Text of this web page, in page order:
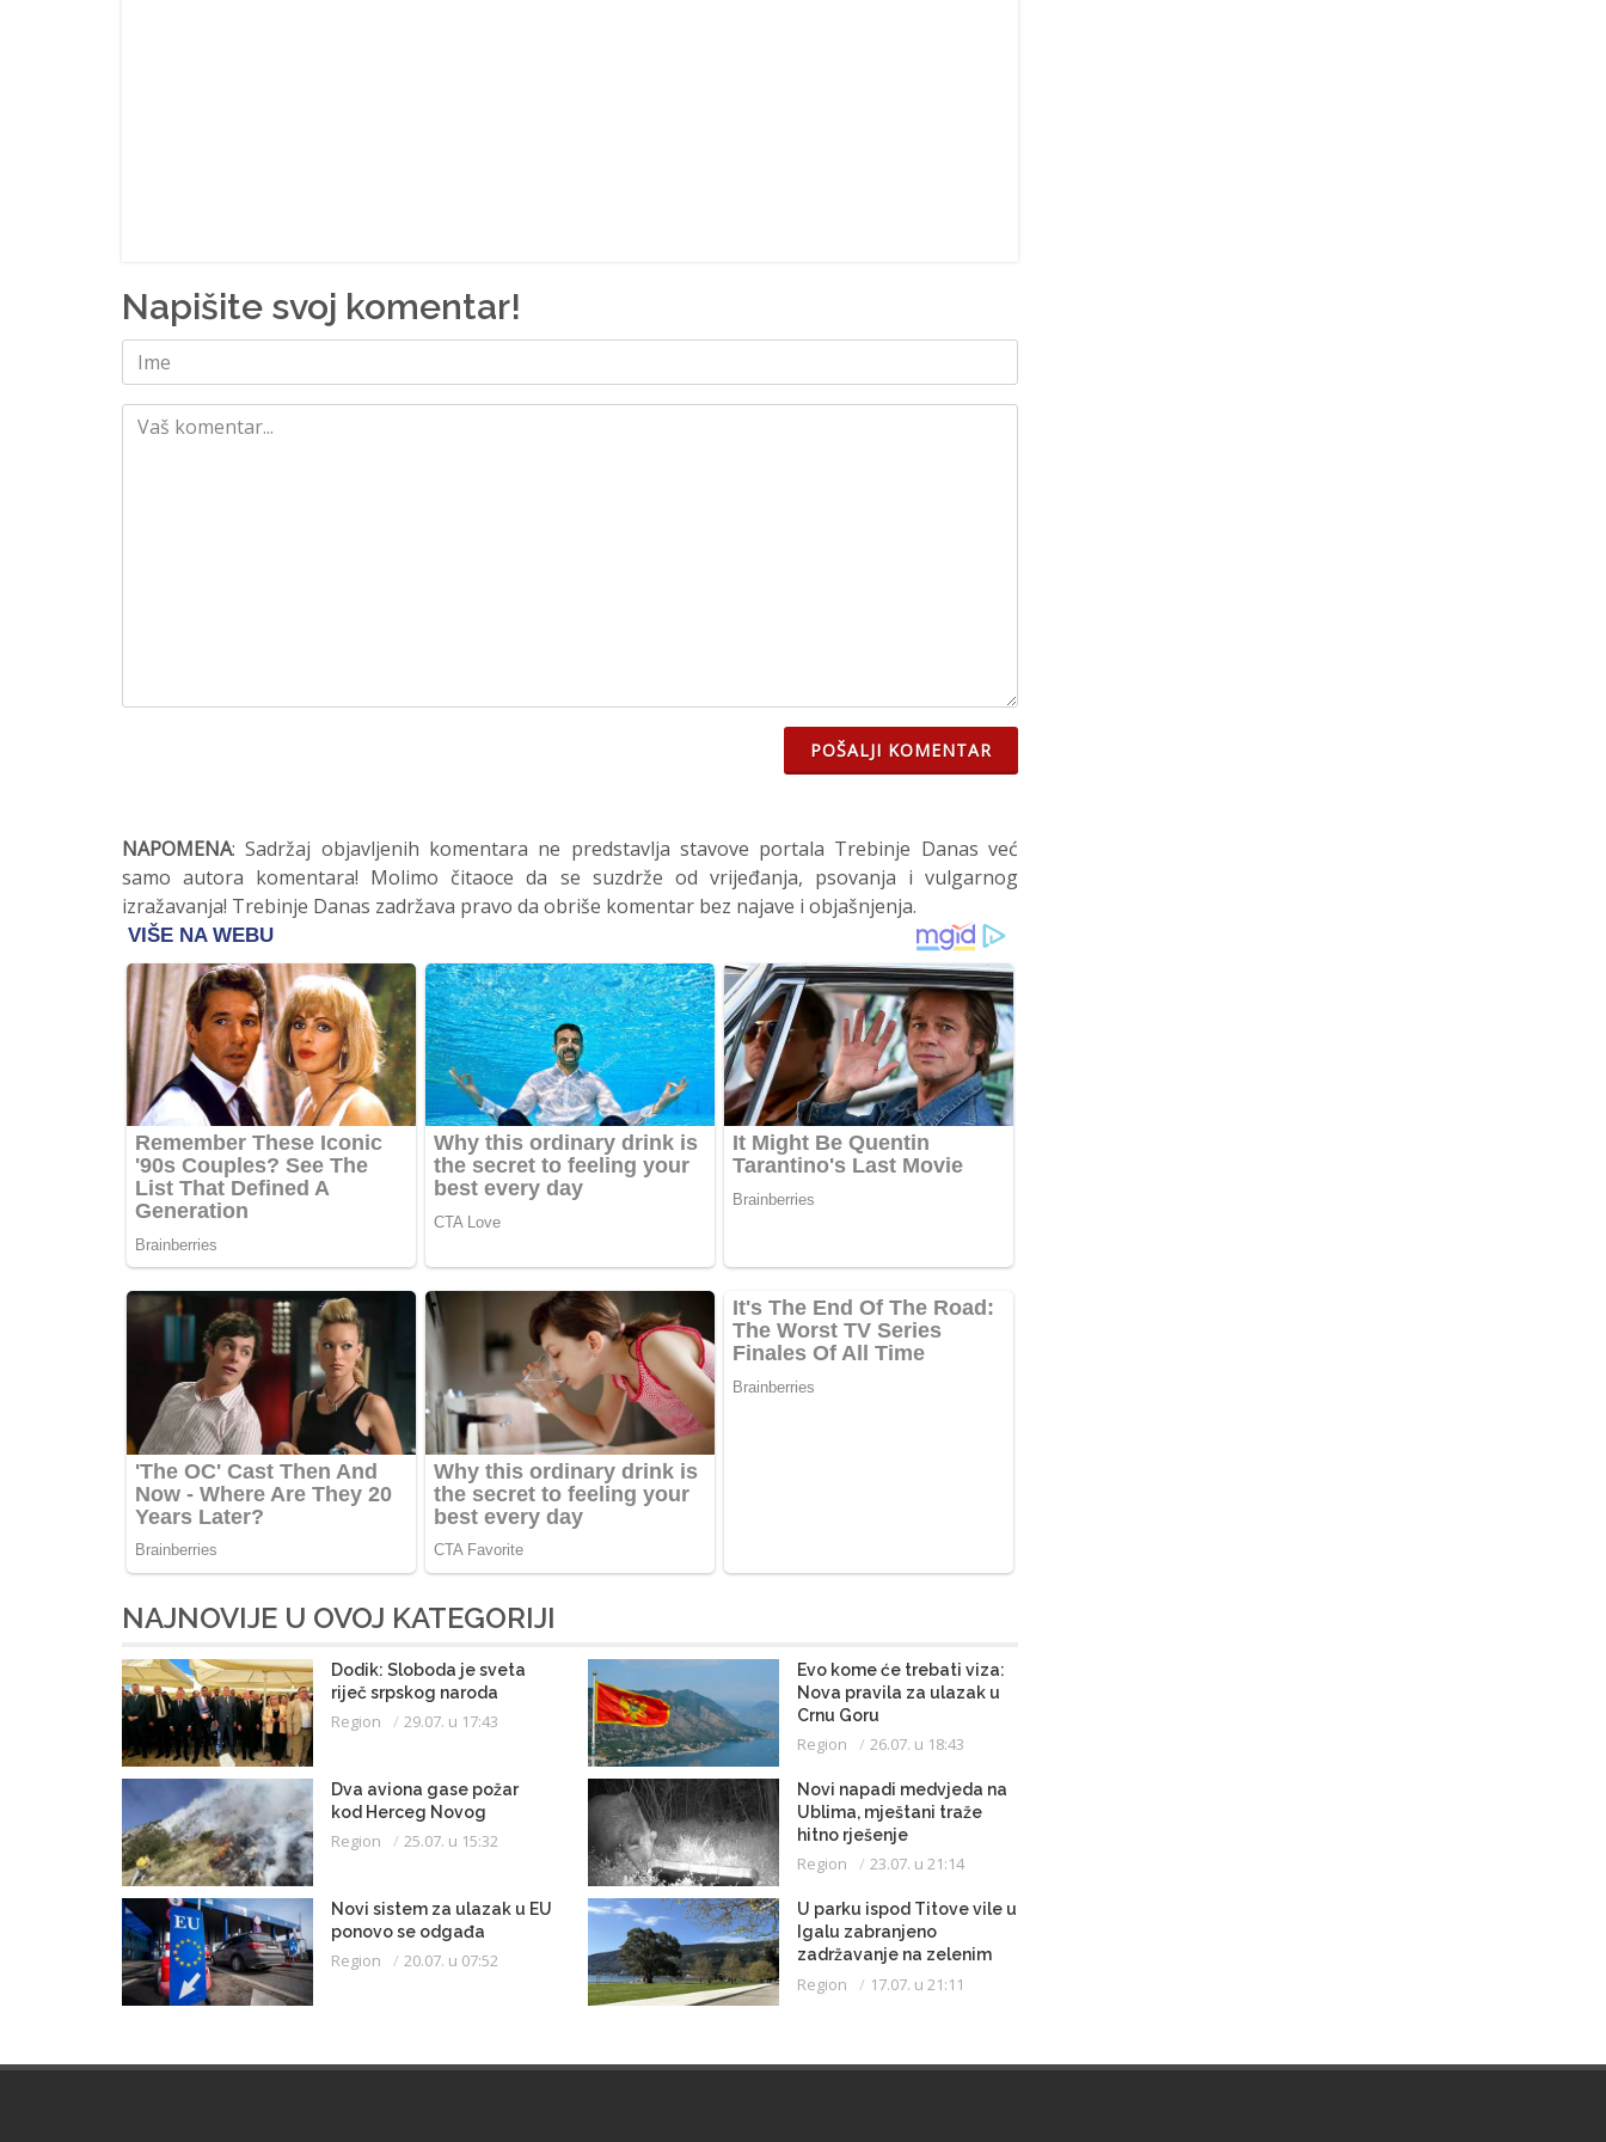
Napišite svoj komentar!
POŠALJI KOMENTAR
NAPOMENA: Sadržaj objavljenih komentara ne predstavlja stavove portala Trebinje Danas već
samo autora komentara! Molimo čitaoce da se suzdrže od vrijeđanja, psovanja i vulgarnog
izražavanja! Trebinje Danas zadržava pravo da obriše komentar bez najave i objašnjenja.
NAJNOVIJE U OVOJ KATEGORIJI
Dodik: Sloboda je sveta
riječ srpskog naroda
Region 29.07. u 17:43
Evo kome će trebati viza:
Nova pravila za ulazak u
Crnu Goru
Region 26.07. u 18:43
Dva aviona gase požar
kod Herceg Novog
Region 25.07. u 15:32
Novi napadi medvjeda na
Ublima, mještani traže
hitno rješenje
Region 23.07. u 21:14
Novi sistem za ulazak u EU
ponovo se odgađa
Region 20.07. u 07:52
U parku ispod Titove vile u
Igalu zabranjeno
zadržavanje na zelenim
površinama i kretanje u
kupaćem kostimu
Region 17.07. u 21:11